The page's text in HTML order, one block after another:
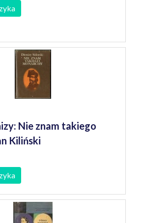
Nie znam takiego
Kiliński